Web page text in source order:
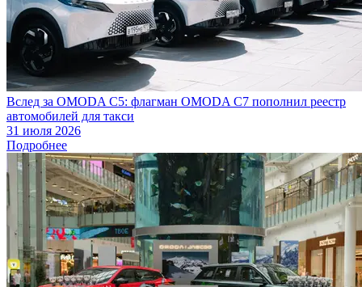
Вслед за OMODA C5: флагман OMODA C7 пополнил реестр
автомобилей для такси
31 июля 2026
Подробнее